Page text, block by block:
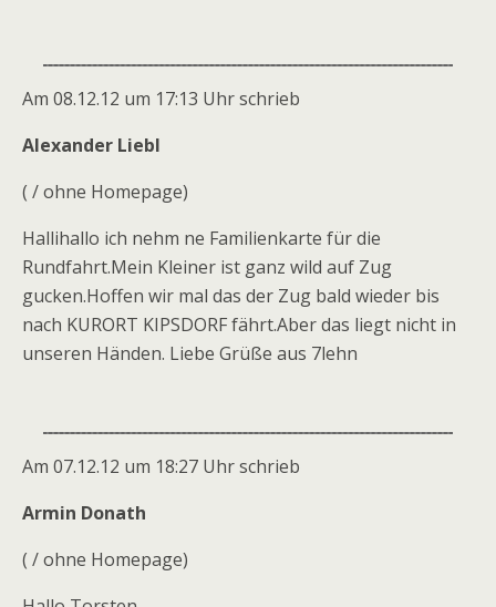
Am 08.12.12 um 17:13 Uhr schrieb
Alexander Liebl
( / ohne Homepage)
Hallihallo ich nehm ne Familienkarte für die
Rundfahrt.Mein Kleiner ist ganz wild auf Zug
gucken.Hoffen wir mal das der Zug bald wieder bis
nach KURORT KIPSDORF fährt.Aber das liegt nicht in
unseren Händen. Liebe Grüße aus 7lehn
Am 07.12.12 um 18:27 Uhr schrieb
Armin Donath
( / ohne Homepage)